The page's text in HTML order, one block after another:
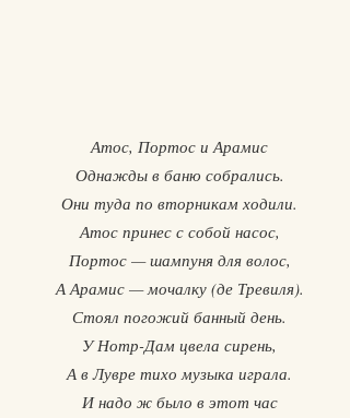
Атос, Портос и Арамис
Однажды в баню собрались.
Они туда по вторникам ходили.
Атос принес с собой насос,
Портос — шампуня для волос,
А Арамис — мочалку (де Тревиля).
Стоял погожий банный день.
У Нотр-Дам цвела сирень,
А в Лувре тихо музыка играла.
И надо ж было в этот час